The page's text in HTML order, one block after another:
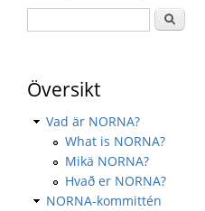
Översikt
Vad är NORNA?
What is NORNA?
Mikä NORNA?
Hvað er NORNA?
NORNA-kommittén